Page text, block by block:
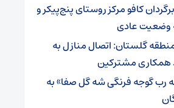
کافو مرکز روستای پنج‌پیکر و
وضعیت عادی
گلستان: اتصال منازل به
همکاری مشترکین
رب گوجه فرنگی شه گل صفا» به